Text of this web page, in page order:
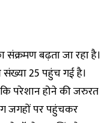
बढ़ता जा रहा है।
25 पहुंच गई है।
परेशान होने की जरुरत
जगहों पर पहुंचकर